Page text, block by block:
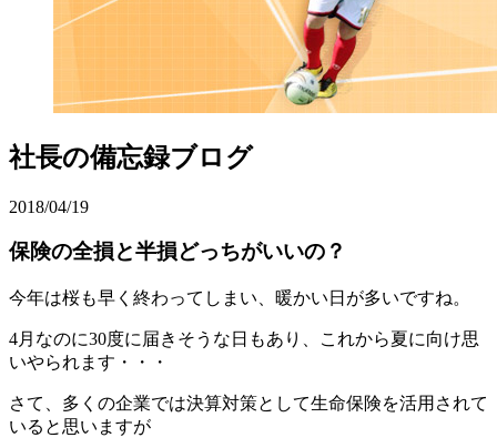
社長の備忘録ブログ
2018/04/19
保険の全損と半損どっちがいいの？
今年は桜も早く終わってしまい、暖かい日が多いですね。
4月なのに30度に届きそうな日もあり、これから夏に向け思
いやられます・・・
さて、多くの企業では決算対策として生命保険を活用されて
いると思いますが